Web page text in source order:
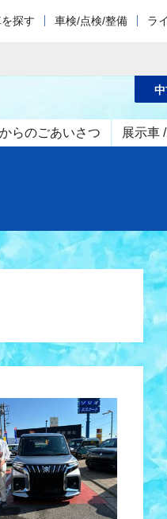
探す 車検/点検/整備 ラ
らのごあいさつ 展示車